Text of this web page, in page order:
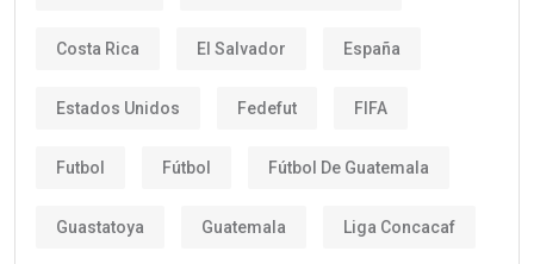
Costa Rica El Salvador España
Estados Unidos Fedefut FIFA
Futbol Fútbol Fútbol De Guatemala
Guastatoya Guatemala Liga Concacaf